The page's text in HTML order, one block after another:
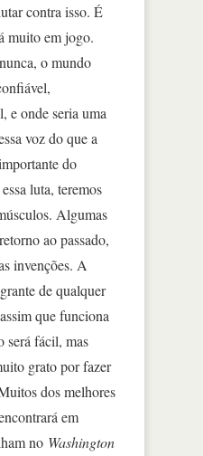
contra isso. É
muito em jogo.
o mundo
e onde seria uma
voz do que a
do
luta, teremos
Algumas
ao passado,
invenções. A
de qualquer
que funciona
será fácil, mas
grato por fazer
dos melhores
em
no Washington